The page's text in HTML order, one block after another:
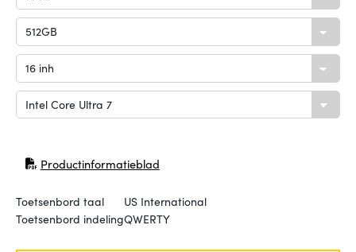
Productinformatieblad
(opent in nieuw venster)
Toetsenbord taal
US International
Toetsenbord indelingQWERTY